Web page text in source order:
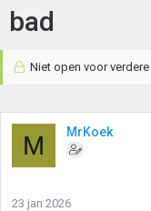
bad
Niet open voor
M MrKoek
23 jan 2026